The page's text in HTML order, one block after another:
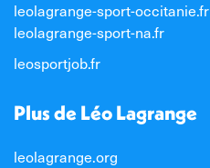
leolagrange-sport-occitanie.fr
leolagrange-sport-na.fr
leosportjob.fr
Plus de Léo Lagrange
leolagrange.org